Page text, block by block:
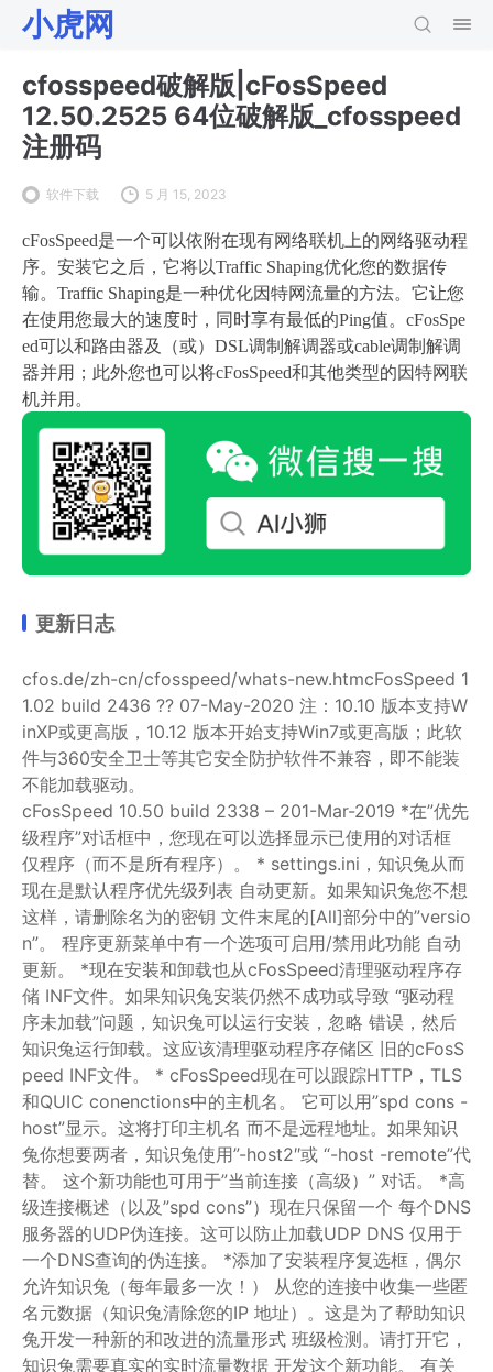
小虎网
cfosspeed破解版|cFosSpeed
12.50.2525 64位破解版_cfosspeed
注册码
软件下载 5 月 15, 2023
cFosSpeed是一个可以依附在现有网络联机上的网络驱动程
序。安装它之后，它将以Traffic Shaping优化您的数据传
输。Traffic Shaping是一种优化因特网流量的方法。它让您
在使用您最大的速度时，同时享有最低的Ping值。cFosSpe
ed可以和路由器及（或）DSL调制解调器或cable调制解调
器并用；此外您也可以将cFosSpeed和其他类型的因特网联
机并用。
更新日志
cfos.de/zh-cn/cfosspeed/whats-new.htmcFosSpeed 1
1.02 build 2436 ?? 07-May-2020 注：10.10 版本支持W
inXP或更高版，10.12 版本开始支持Win7或更高版； 此软
件与360安全卫士等其它安全防护软件不兼容，即不能装
不能加载驱动。
cFosSpeed 10.50 build 2338 – 201-Mar-2019 *在”优先
级程序”对话框中，您现在可以选择显示已使用的对话框
仅程序（而不是所有程序）。
* settings.ini，知识兔从而
现在是默认程序优先级列表 自动更新。如果知识兔您不想
这样，请删除名为的密钥 文件末尾的[All]部分中的”versio
n”。
程序更新菜单中有一个选项可启用/禁用此功能 自动
更新。
*现在安装和卸载也从cFosSpeed清理驱动程序存
储 INF文件。如果知识兔安装仍然不成功或导致 “驱动程
序未加载”问题，知识兔可以运行安装，忽略 错误，然后
知识兔运行卸载。这应该清理驱动程序存储区 旧的cFosS
peed INF文件。
* cFosSpeed现在可以跟踪HTTP，TLS
和QUIC conenctions中的主机名。
它可以用”spd cons -
host”显示。这将打印主机名 而不是远程地址。如果知识
兔你想要两者，知识兔使用”-host2″或 “-host -remote”代
替。
这个新功能也可用于”当前连接（高级）” 对话。
*高
级连接概述（以及”spd cons”）现在只保留一个 每个DNS
服务器的UDP伪连接。这可以防止加载UDP DNS 仅用于
一个DNS查询的伪连接。
*添加了安装程序复选框，偶尔
允许知识兔（每年最多一次！）
从您的连接中收集一些匿
名元数据（知识兔清除您的IP 地址）。这是为了帮助知识
兔开发一种新的和改进的流量形式 班级检测。请打开它，
知识兔需要真实的实时流量数据 开发这个新功能。
有关